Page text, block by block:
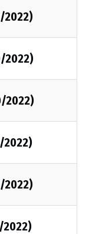
2022)
2022)
2022)
2022)
2022)
2022)